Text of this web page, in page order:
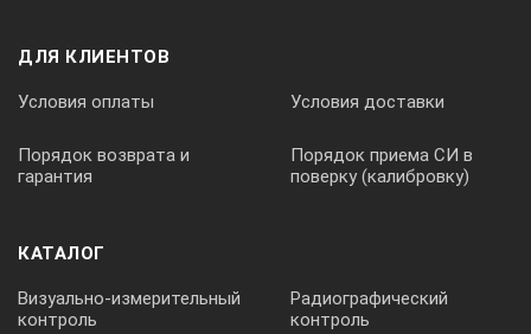
ДЛЯ КЛИЕНТОВ
Условия оплаты Условия доставки
Порядок возврата и
гарантия
Порядок приема СИ в
поверку (калибровку)
КАТАЛОГ
Визуально-измерительный
контроль
Радиографический
контроль